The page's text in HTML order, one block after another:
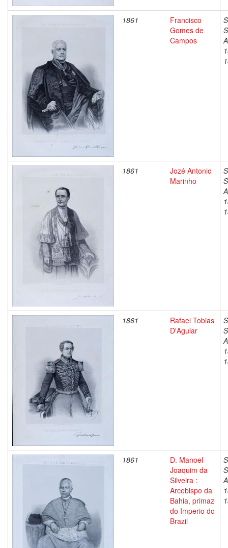
1861
Francisco
Gomes de
Campos
1861
Jozé Antonio
Marinho
1861
Rafael Tobias
D'Aguiar
1861
D. Manoel
Joaquim da
Silveira :
Arcebispo da
Bahia, primaz
do Imperio do
Brazil